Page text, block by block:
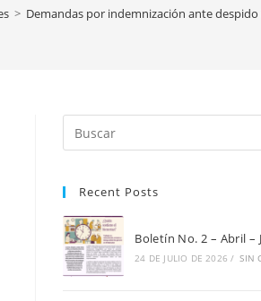
> Demandas por indemnización ante
Recent Posts
Boletín No. 2 – Abril –
24 DE JULIO DE 2026 / SIN